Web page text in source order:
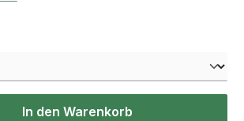
Wert ein oder benutze die Schaltflächen
In den Warenkorb